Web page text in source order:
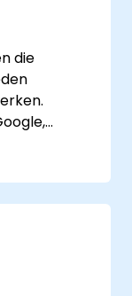
die
waarvan
zijn. R is
de